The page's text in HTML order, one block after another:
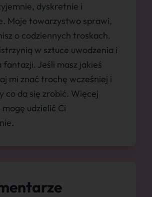
dyskretnie i
Moje towarzystwo sprawi,
o codziennych troskach.
w sztuce uwodzenia i
fantazji. Jeśli masz jakieś
mi znać trochę wcześniej i
co da się zrobić. Więcej
udzielić Ci